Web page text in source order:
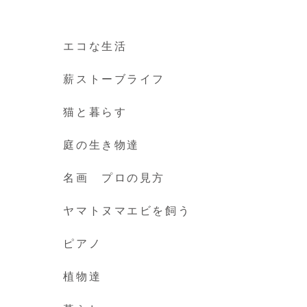
エコな生活
薪ストーブライフ
猫と暮らす
庭の生き物達
名画 プロの見方
ヤマトヌマエビを飼う
ピアノ
植物達